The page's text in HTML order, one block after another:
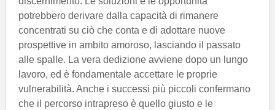
potrebbero derivare dalla capacità di rimanere
concentrati su ciò che conta e di adottare nuove
prospettive in ambito amoroso, lasciando il passato
alle spalle. La vera dedizione avviene dopo un lungo
lavoro, ed è fondamentale accettare le proprie
vulnerabilità. Anche i successi più piccoli confermano
che il percorso intrapreso è quello giusto e le